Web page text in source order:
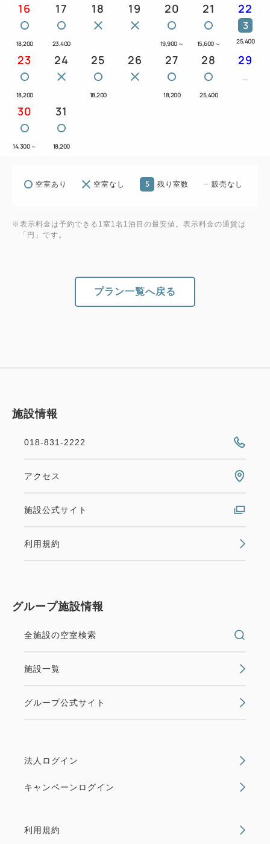
16
18,200
17
23,400
18 19 20
19,900 ～
21
15,600 ～
22
3
25,400
23
18,200
24 25
18,200
26 27
18,200
28
25,400
29
30
14,300 ～
31
18,200
空室あり 空室なし 5 残り室数 販売なし
※表示料金は予約できる1室1名1泊目の最安値。表示料金の通貨は
「円」です。
プラン一覧へ戻る
施設情報
018-831-2222
アクセス
施設公式サイト
利用規約
グループ施設情報
全施設の空室検索
施設一覧
グループ公式サイト
法人ログイン
キャンペーンログイン
利用規約